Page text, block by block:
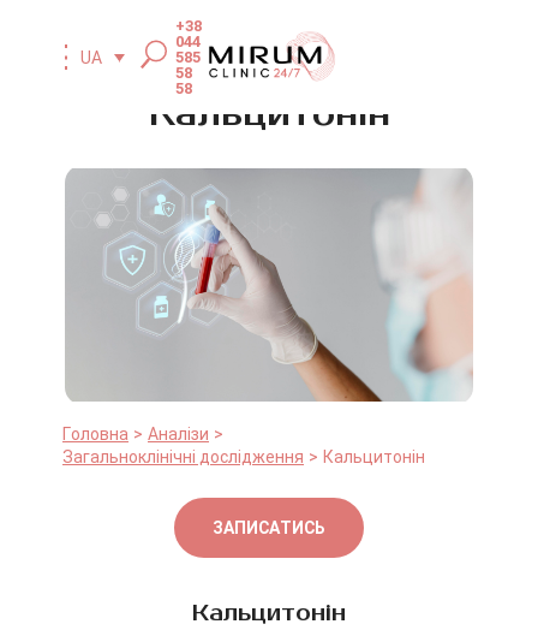
UA
+38
044
585
58
58
Кальцитонін
Головна
Аналізи
Загальноклінічні дослідження
Кальцитонін
ЗАПИСАТИСЬ
Кальцитонін